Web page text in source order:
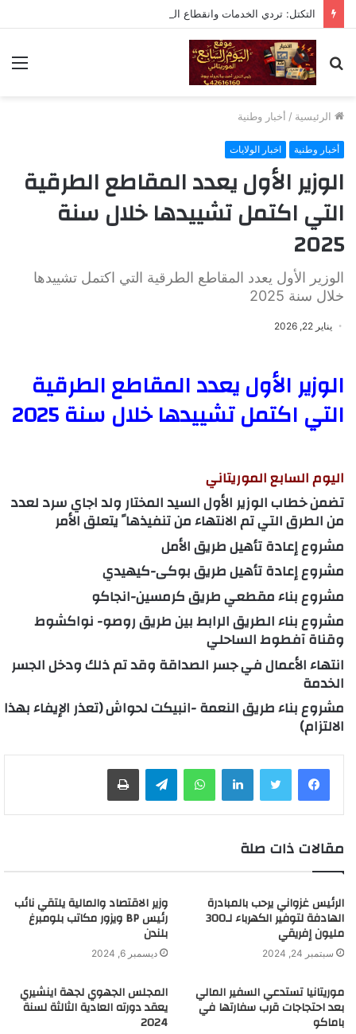
بحث
عن
الرئيسية / أخبار وطنية
أخبار وطنية اخبار الولايات
الوزير الأول يعدد المقاطع الطرقية
التي اكتمل تشييدها خلال سنة
2025
الوزير الأول يعدد المقاطع الطرقية التي اكتمل تشييدها
خلال سنة 2025
يناير 22, 2026
الوزير الأول يعدد المقاطع الطرقية
التي اكتمل تشييدها خلال سنة 2025
اليوم السابع الموريتاني
تضمن خطاب الوزير الأول السيد المختار ولد اجاي سرد لعدد
من الطرق التي تم الانتهاء من تنفيذها ً يتعلق الأمر
مشروع إعادة تأهيل طريق الأمل
مشروع إعادة تأهيل طريق بوكى-كيهيدي
مشروع بناء مقطعي طريق كرمسين-انجاكو
مشروع بناء الطريق الرابط بين طريق روصو- نواكشوط
وقناة آفطوط الساحلي
انتهاء الأعمال في جسر الصداقة وقد تم ذلك ودخل الجسر
الخدمة
مشروع بناء طريق النعمة -انبيكت لحواش (تعذر الإيفاء بهذا
الالتزام)
لينكدإن واتساب
مقالات ذات صلة
الرئيس غزواني يرحب بالمبادرة
الهادفة لتوفير الكهرباء لـ300
مليون إفريقي
سبتمبر 24, 2024
وزير الاقتصاد والمالية يلتقي نائب
رئيس BP ويزور مكاتب بلومبرغ
بلندن
ديسمبر 6, 2024
موريتانيا تستدعي السفير المالي
بعد احتجاجات قرب سفارتها في
باماكو
المجلس الجهوي لجهة اينشيري
يعقد دورته العادية الثالثة لسنة
2024